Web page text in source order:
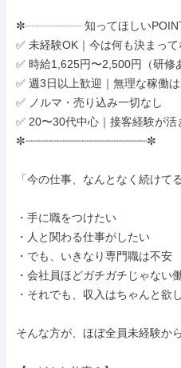
✼┈┈┈┈┈ 知ってほしい
✅ 未経験OK｜今は何も決まっ
✅ 時給1,625円〜2,500円（研修
✅ 週3日以上歓迎｜無理な稼働
✅ ノルマ・売り込み一切なし
✅ 20〜30代中心｜接客経験が活
✼┈┈┈┈┈┈┈┈┈┈┈┈┈┈┈┈┈┈┈✼
「今の仕事、なんとなく続けて
・手に職をつけたい
・人と関わる仕事がしたい
・でも、いきなり専門職は不安
・会社員ほどガチガチじゃない
・それでも、収入はちゃんと欲
そんな方が、ほぼ全員未経験か